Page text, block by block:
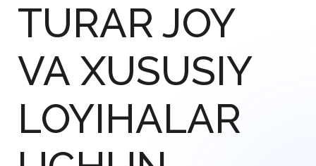
VA XUSUSIY
LOYIHALAR
UCHUN